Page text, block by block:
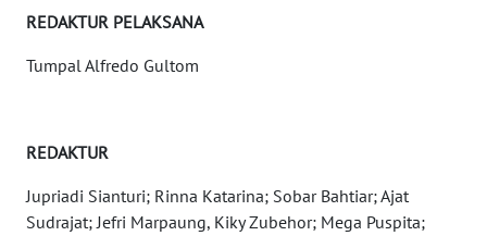
REDAKTUR PELAKSANA
Tumpal Alfredo Gultom
REDAKTUR
Jupriadi Sianturi; Rinna Katarina; Sobar Bahtiar; Ajat
Sudrajat; Jefri Marpaung, Kiky Zubehor; Mega Puspita;
KEPRI
WN
PAPUA
BARAT